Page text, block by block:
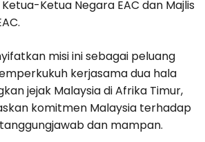
Ketua Negara EAC dan Majlis
misi ini sebagai peluang
kerjasama dua hala
jejak Malaysia di Afrika Timur,
komitmen Malaysia terhadap
dan mampan.